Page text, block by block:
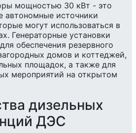
мощностью 30 кВт - это
источники
могут использоваться в
Генераторные установки
обеспечения резервного
домов и коттеджей,
площадок, а также для
мероприятий на открытом
дизельных
ДЭС